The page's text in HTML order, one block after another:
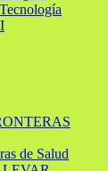
de Salud